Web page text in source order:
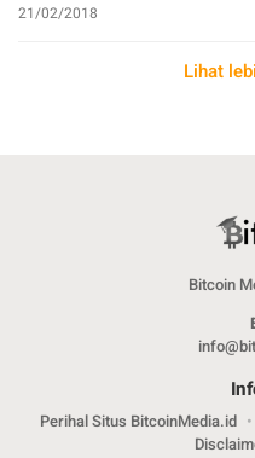
21/02/2018
Lihat
Bitcoin
Perihal Situs BitcoinMedia.id